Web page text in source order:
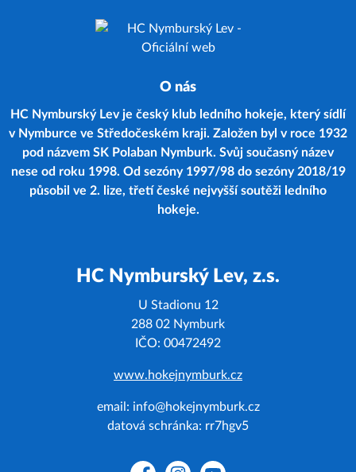
O nás
HC Nymburský Lev je český klub ledního hokeje, který sídlí
v Nymburce ve Středočeském kraji. Založen byl v roce 1932
pod názvem SK Polaban Nymburk. Svůj současný název
nese od roku 1998. Od sezóny 1997/98 do sezóny 2018/19
působil ve 2. lize, třetí české nejvyšší soutěži ledního
hokeje.
HC Nymburský Lev, z.s.
U Stadionu 12
288 02 Nymburk
IČO: 00472492
www.hokejnymburk.cz
email: info@hokejnymburk.cz
datová schránka: rr7hgv5